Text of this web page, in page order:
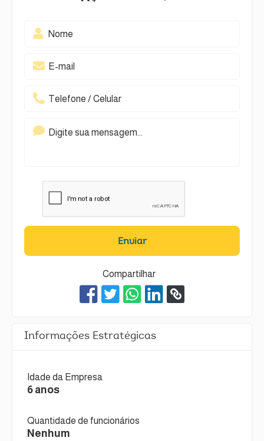
Enviar
Compartilhar
Informações Estratégicas
Idade da Empresa
6 anos
Quantidade de funcionários
Nenhum